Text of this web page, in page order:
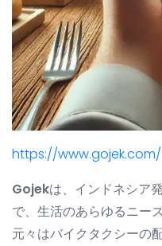
https://www.gojek.com/
Gojekは、インドネシア
で、生活のあらゆるニー
元々はバイクタクシーの